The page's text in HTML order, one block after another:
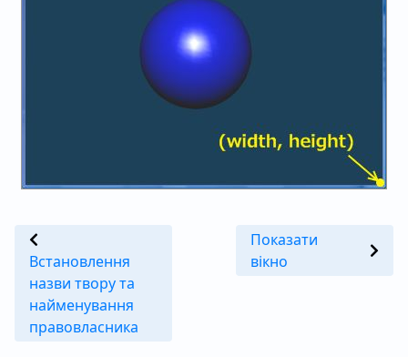
Встановлення
назви твору та
найменування
правовласника
Показати
вікно